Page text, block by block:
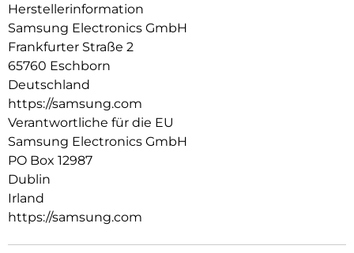
Herstellerinformation
Samsung Electronics GmbH
Frankfurter Straße 2
65760 Eschborn
Deutschland
https://samsung.com
Verantwortliche für die EU
Samsung Electronics GmbH
PO Box 12987
Dublin
Irland
https://samsung.com